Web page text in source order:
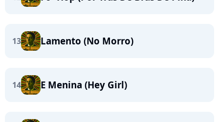
13 Lamento (No Morro)
14 E Menina (Hey Girl)